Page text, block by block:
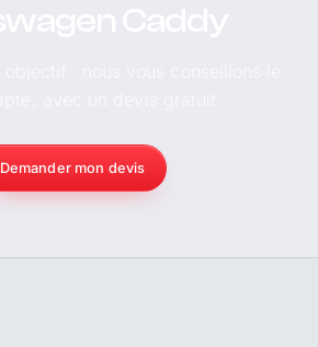
Demander mon devis